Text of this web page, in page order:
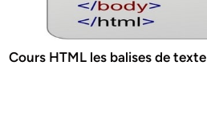
Cours HTML les balises de texte